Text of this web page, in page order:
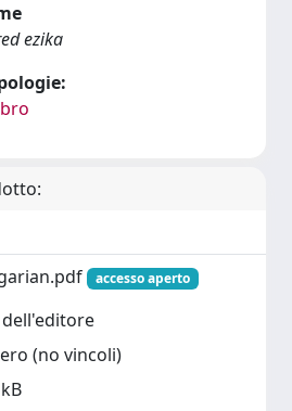
ezika
accesso aperto
(no vincoli)